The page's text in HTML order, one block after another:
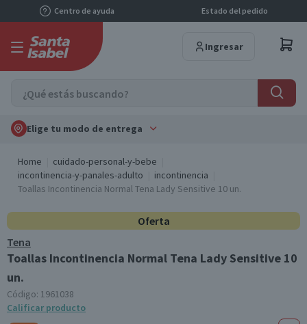
Centro de ayuda Estado del pedido
Ingresar
Elige tu modo de entrega
Home
cuidado-personal-y-bebe
incontinencia-y-panales-adulto
incontinencia
Toallas Incontinencia Normal Tena Lady Sensitive 10 un.
Oferta
Tena
Toallas Incontinencia Normal Tena Lady Sensitive 10
un.
Código: 1961038
Calificar producto